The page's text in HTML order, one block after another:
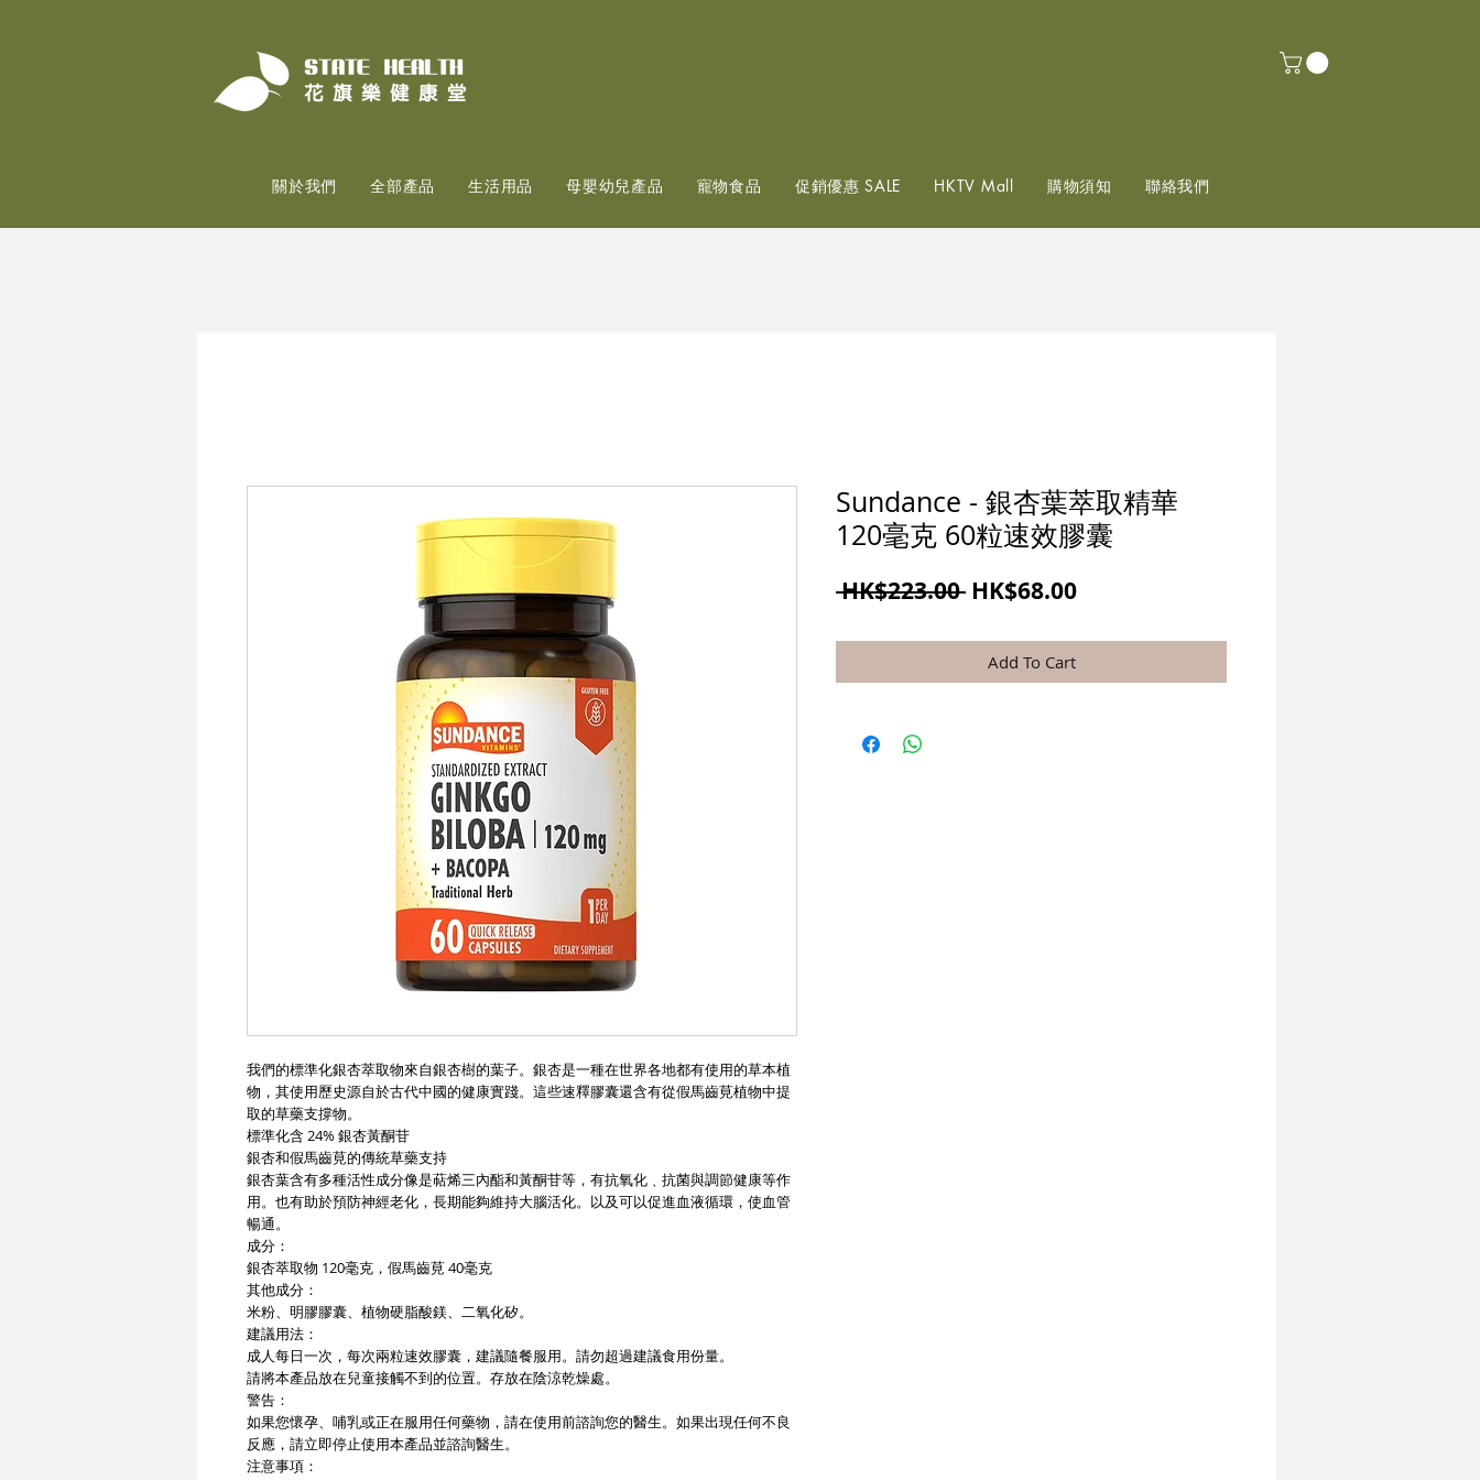
我們的標準化銀杏萃取物來自銀杏樹的葉子。銀杏是一種在世界各地都有使用的草本植
物，其使用歷史源自於古代中國的健康實踐。這些速釋膠囊還含有從假馬齒莧植物中提
取的草藥支撐物。
標準化含 24% 銀杏黃酮苷
銀杏和假馬齒莧的傳統草藥支持
銀杏葉含有多種活性成分像是萜烯三內酯和黃酮苷等，有抗氧化﹑抗菌與調節健康等作
用。也有助於預防神經老化，長期能夠維持大腦活化。以及可以促進血液循環，使血管
暢通。
成分：
銀杏萃取物 120毫克，假馬齒莧 40毫克
其他成分：
米粉、明膠膠囊、植物硬脂酸鎂、二氧化矽。
建議用法：
成人每日一次，每次兩粒速效膠囊，建議隨餐服用。請勿超過建議食用份量。
請將本產品放在兒童接觸不到的位置。存放在陰涼乾燥處。
警告：
如果您懷孕、哺乳或正在服用任何藥物，請在使用前諮詢您的醫生。如果出現任何不良
反應，請立即停止使用本產品並諮詢醫生。
注意事項：
Sundance - 銀杏葉萃取精華
120毫克 60粒速效膠囊
HK$223.00 一
價
格
HK$68.00促
價
格
Add To Cart
關於我們 全部產品 生活用品 母嬰幼兒產品 寵物食品 促銷優惠 SALE HKTV Mall 購物須知 聯絡我們